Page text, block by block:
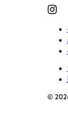
©